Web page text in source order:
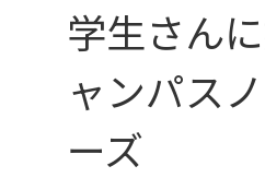
学生さん
ャンパス
ーズ